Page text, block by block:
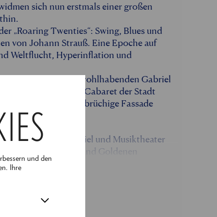
und den
Ihre
sich nun erstmals einer großen
„Roaring Twenties“: Swing, Blues und
von Johann Strauß. Eine Epoche auf
Weltflucht, Hyperinflation und
um den wohlhabenden Gabriel
im berüchtigtsten Cabaret der Stadt
knallen und die brüchige Fassade
aus Schauspiel und Musiktheater
Operettenära und Goldenen
seine Pforten.